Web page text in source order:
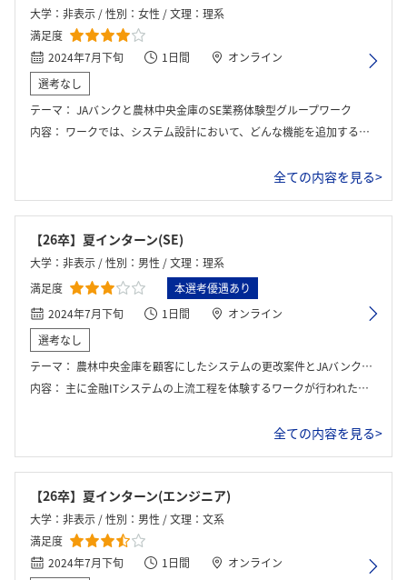
大学：非表示 / 性別：女性 / 文理：理系
満足度
2024年7月下旬
1日間
オンライン
選考なし
テーマ： JAバンクと農林中央金庫のSE業務体験型グループワーク
内容： ワークでは、システム設計において、どんな機能を追加するかを検討するワークを、JAバンク編と農林中央金庫編で2回行った。また、最後の座談会では、社員さんにざっくばらんに質問をすることができた。
全ての内容を見る>
【26卒】夏インターン(SE)
大学：非表示 / 性別：男性 / 文理：理系
満足度
本選考優遇あり
2024年7月下旬
1日間
オンライン
選考なし
テーマ： 農林中央金庫を顧客にしたシステムの更改案件とJAバンクのシステム開発
内容： 主に金融ITシステムの上流工程を体験するワークが行われた。午前中はJAバンクのフロントシステム改修をテーマに、コストと顧客ニーズを考慮した機能選定を実施。午後は農林中央金庫の勘定系システム再構築をテーマに、必要機能の選定と開発人員配置を計画するワークに取り組んだ。どちらも実務に近いスプレッドシートを使った演習で、SEやプロジェクトマネージャーの視点からシステム開発の意思決定プロセスを学ぶ内容だった。
全ての内容を見る>
【26卒】夏インターン(エンジニア)
大学：非表示 / 性別：男性 / 文理：文系
満足度
2024年7月下旬
1日間
オンライン